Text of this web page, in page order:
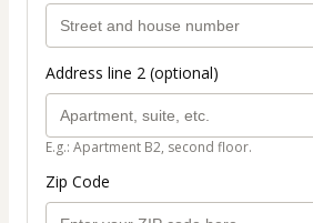
Address line 2 (optional)
E.g.: Apartment B2, second floor.
Zip Code